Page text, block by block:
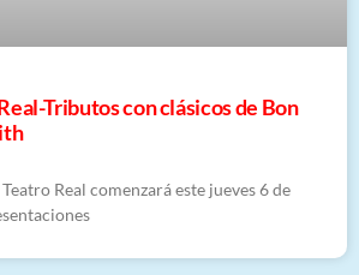
Tributos con clásicos de Bon
Real comenzará este jueves 6 de